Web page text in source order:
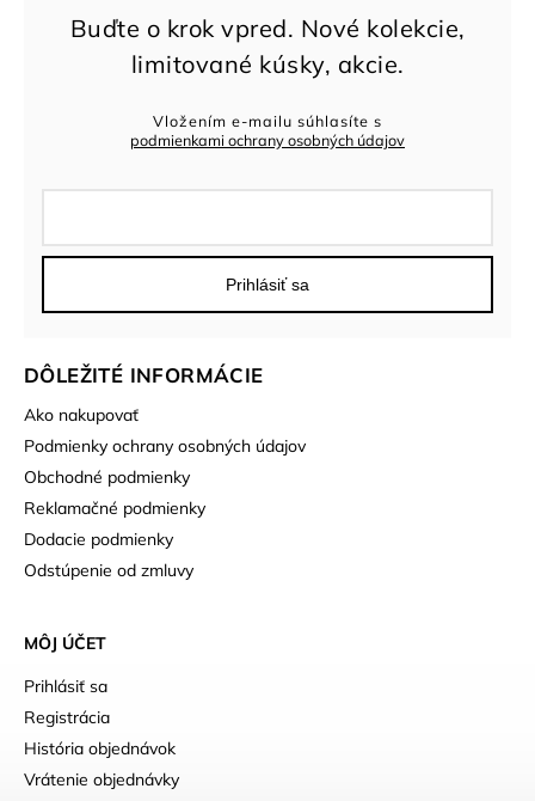
DÔLEŽITÉ INFORMÁCIE
Ako nakupovať
Podmienky ochrany osobných údajov
Obchodné podmienky
Reklamačné podmienky
Dodacie podmienky
Odstúpenie od zmluvy
MÔJ ÚČET
Prihlásiť sa
Registrácia
História objednávok
Vrátenie objednávky
Vložením e-mailu súhlasíte s
podmienkami ochrany osobných údajov
Prihlásiť sa